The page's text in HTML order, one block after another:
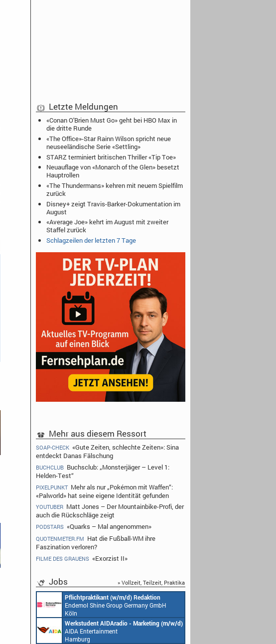
Letzte Meldungen
«Conan O'Brien Must Go» geht bei HBO Max in
die dritte Runde
«The Office»-Star Rainn Wilson spricht neue
neuseeländische Serie «Settling»
STARZ terminiert britischen Thriller «Tip Toe»
Neuauflage von «Monarch of the Glen» besetzt
Hauptrollen
«The Thundermans» kehren mit neuem Spielfilm
zurück
Disney+ zeigt Travis-Barker-Dokumentation im
August
«Average Joe» kehrt im August mit zweiter
Staffel zurück
Schlagzeilen der letzten 7 Tage
Mehr aus diesem Ressort
SOAP-CHECK «Gute Zeiten, schlechte Zeiten»: Sina
entdeckt Danas Fälschung
BUCHCLUB Buchsclub: „Monsterjäger – Level 1:
Helden-Test“
PIXELPUNKT Mehr als nur „Pokémon mit Waffen“:
«Palworld» hat seine eigene Identität gefunden
YOUTUBER Matt Jones – Der Mountainbike-Profi, der
auch die Rückschläge zeigt
PODSTARS «Quarks – Mal angenommen»
QUOTENMETER.FM Hat die Fußball-WM ihre
Faszination verloren?
FILME DES GRAUENS «Exorzist II»
Jobs » Vollzeit, Teilzeit, Praktika
Pflichtpraktikant (w/m/d) Redaktion
Endemol Shine Group Germany GmbH
Köln
Werkstudent AIDAradio - Marketing (m/w/d)
AIDA Entertainment
Hamburg